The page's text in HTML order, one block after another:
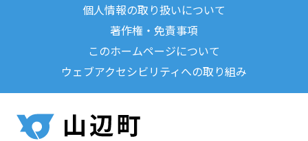
個人情報の取り扱いについて
著作権・免責事項
このホームページについて
ウェブアクセシビリティへの取り組み